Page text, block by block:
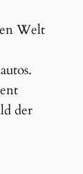
Welt
der